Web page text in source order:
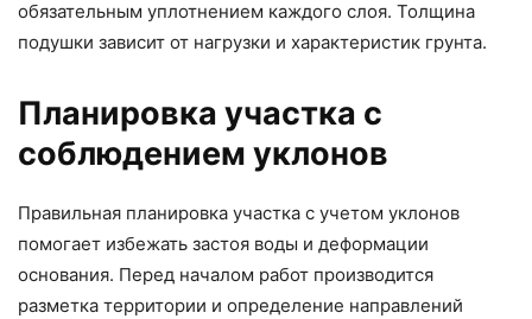
обязательным уплотнением каждого слоя. Толщина
подушки зависит от нагрузки и характеристик грунта.
Планировка участка с
соблюдением уклонов
Правильная планировка участка с учетом уклонов
помогает избежать застоя воды и деформации
основания. Перед началом работ производится
разметка территории и определение направлений